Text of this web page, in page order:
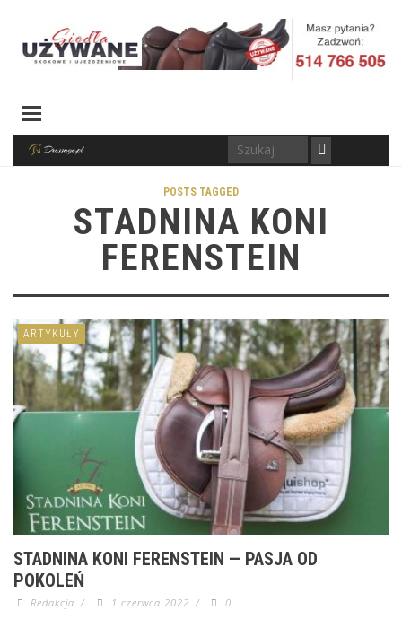
POSTS TAGGED
STADNINA KONI
FERENSTEIN
ARTYKUŁY
STADNINA KONI FERENSTEIN — PASJA OD
POKOLEŃ
Redakcja / 1 czerwca 2022 / 0